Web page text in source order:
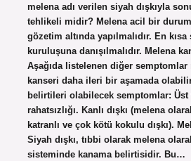
melena adı verilen siyah dışkıyla
tehlikeli midir? Melena acil bir
gözetim altında yapılmalıdır. En
kuruluşuna danışılmalıdır. Melena
Aşağıda listelenen diğer semptomlar
kanseri daha ileri bir aşamada
belirtileri olabilecek semptomlar: Üst
rahatsızlığı. Kanlı dışkı (melena
katranlı ve çok kötü kokulu dışkı).
Siyah dışkı, tıbbi olarak melena
sisteminde kanama belirtisidir. Bu…